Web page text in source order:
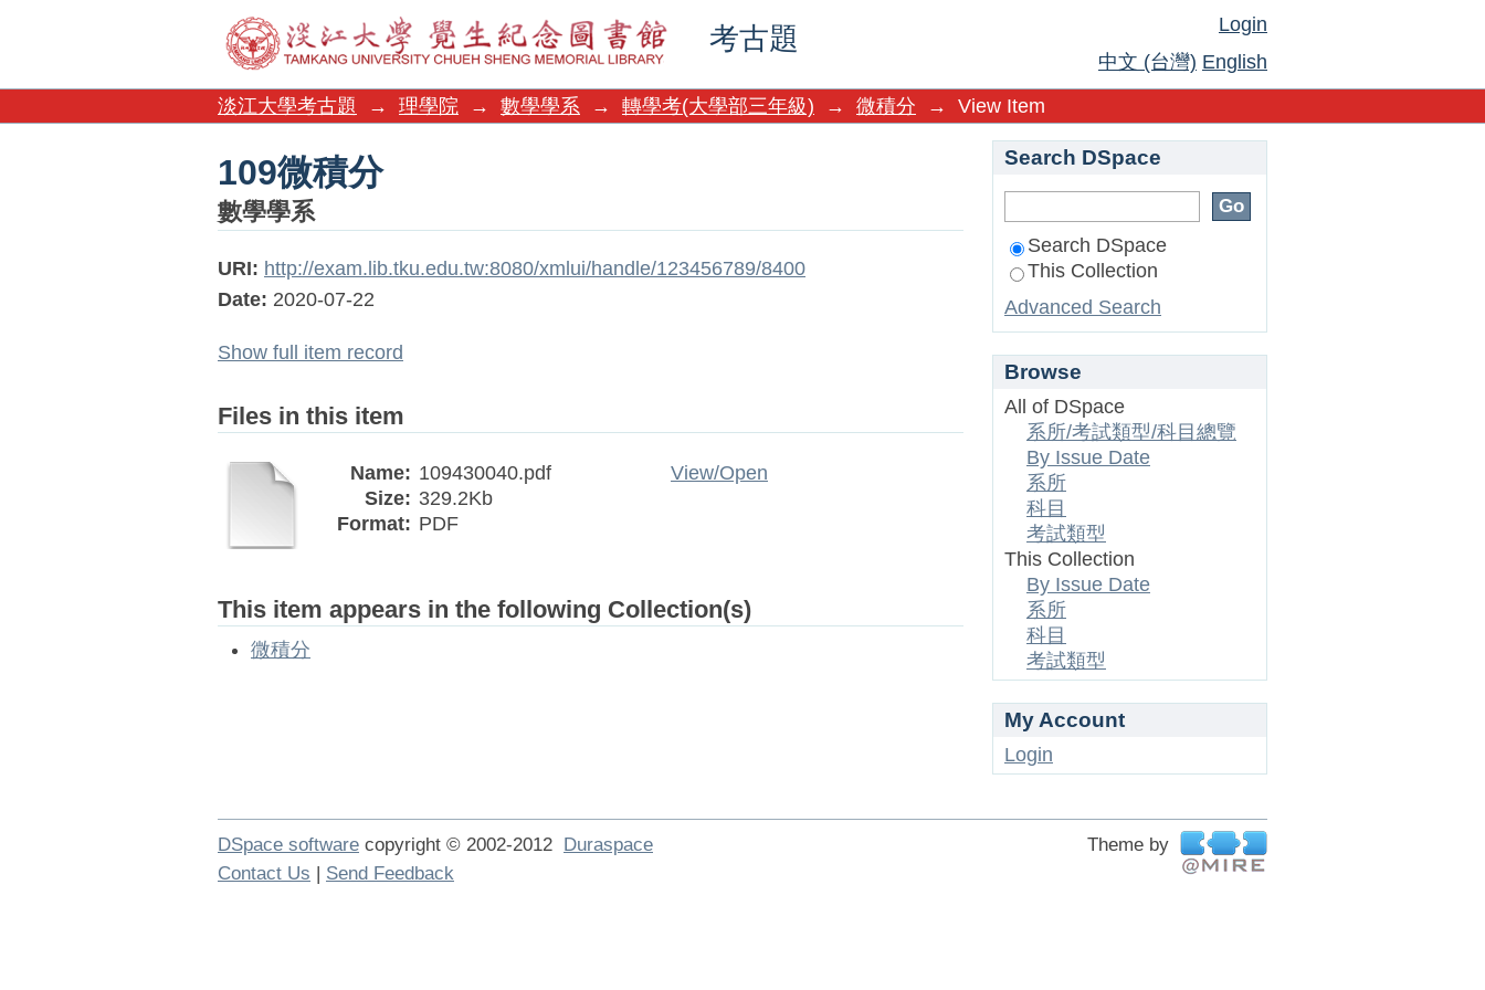
考古題
109微積分
Login
中文 (台灣) English
淡江大學考古題
→ 理學院 → 數學學系 → 轉學考(大學部三年級) → 微積分 → View Item
109微積分
數學學系
URI: http://exam.lib.tku.edu.tw:8080/xmlui/handle/123456789/8400
Date: 2020-07-22
Show full item record
Files in this item
Name: 109430040.pdf
Size: 329.2Kb
Format: PDF
View/Open
This item appears in the following Collection(s)
微積分
Search DSpace
Search DSpace
This Collection
Advanced Search
Browse
All of DSpace
系所/考試類型/科目總覽
By Issue Date
系所
科目
考試類型
This Collection
By Issue Date
系所
科目
考試類型
My Account
Login
DSpace software copyright © 2002-2012 Duraspace
Theme by
Contact Us | Send Feedback